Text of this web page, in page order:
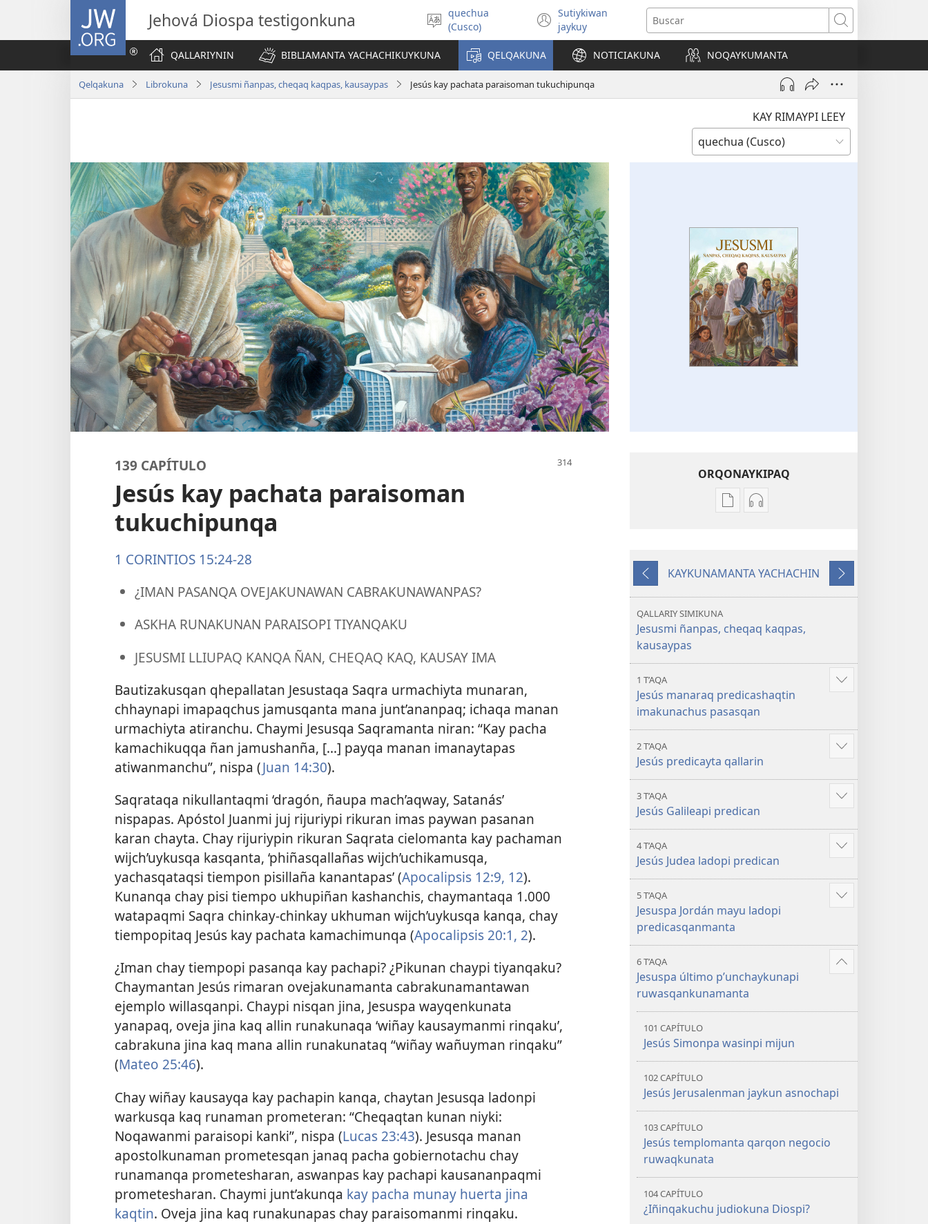
JW.ORG
Jehová Diospa testigonkuna
Simita
akllay
quechua
(Cusco)
Sutiykiwan
jaykuy(abre
una
nueva
ventana)
Buscar
QALLARIYNIN BIBLIAMANTA YACHACHIKUYKUNA QELQAKUNA NOTICIAKUNA NOQAYKUMANTA
Qelqakuna Librokuna Jesusmi ñanpas, cheqaq kaqpas, kausaypas Jesús kay pachata paraisoman tukuchipunqa
KAY RIMAYPI LEEY
139 CAPÍTULO
Jesús kay pachata paraisoman
tukuchipunqa
1 CORINTIOS 15:24-28
¿IMAN PASANQA OVEJAKUNAWAN CABRAKUNAWANPAS?
ASKHA RUNAKUNAN PARAISOPI TIYANQAKU
JESUSMI LLIUPAQ KANQA ÑAN, CHEQAQ KAQ, KAUSAY IMA
Bautizakusqan qhepallatan Jesustaqa Saqra urmachiyta munaran,
chhaynapi imapaqchus jamusqanta mana junt’ananpaq; ichaqa manan
urmachiyta atiranchu. Chaymi Jesusqa Saqramanta niran: “Kay pacha
kamachikuqqa ñan jamushanña, [...] payqa manan imanaytapas
atiwanmanchu”, nispa (Juan 14:30).
Saqrataqa nikullantaqmi ‘dragón, ñaupa mach’aqway, Satanás’
nispapas. Apóstol Juanmi juj rijuriypi rikuran imas paywan pasanan
karan chayta. Chay rijuriypin rikuran Saqrata cielomanta kay pachaman
wijch’uykusqa kasqanta, ‘phiñasqallañas wijch’uchikamusqa,
yachasqataqsi tiempon pisillaña kanantapas’ (Apocalipsis 12:9, 12).
Kunanqa chay pisi tiempo ukhupiñan kashanchis, chaymantaqa 1.000
watapaqmi Saqra chinkay-chinkay ukhuman wijch’uykusqa kanqa, chay
tiempopitaq Jesús kay pachata kamachimunqa (Apocalipsis 20:1, 2).
¿Iman chay tiempopi pasanqa kay pachapi? ¿Pikunan chaypi tiyanqaku?
Chaymantan Jesús rimaran ovejakunamanta cabrakunamantawan
ejemplo willasqanpi. Chaypi nisqan jina, Jesuspa wayqenkunata
yanapaq, oveja jina kaq allin runakunaqa ‘wiñay kausaymanmi rinqaku’,
cabrakuna jina kaq mana allin runakunataq “wiñay wañuyman rinqaku”
(Mateo 25:46).
Chay wiñay kausayqa kay pachapin kanqa, chaytan Jesusqa ladonpi
warkusqa kaq runaman prometeran: “Cheqaqtan kunan niyki:
Noqawanmi paraisopi kanki”, nispa (Lucas 23:43). Jesusqa manan
apostolkunaman prometesqan janaq pacha gobiernotachu chay
runamanqa prometesharan, aswanpas kay pachapi kausananpaqmi
prometesharan. Chaymi junt’akunqa kay pacha munay huerta jina
kaqtin. Oveja jina kaq runakunapas chay paraisomanmi rinqaku.
ORQONAYKIPAQ
Kaypi
ñanpas,
kausaypas
Kaypin
Jesusmi
kaqpas,
kausaypas
Kutiy
KAYKUNAMANTA YACHACHIN
Qatimuq
QALLARIY SIMIKUNA
Jesusmi ñanpas, cheqaq kaqpas,
kausaypas
1 T’AQA
Jesús manaraq predicashaqtin
imakunachus pasasqan
Mostrar
2 T’AQA
Jesús predicayta qallarin
Mostrar
3 T’AQA
Jesús Galileapi predican
Mostrar
4 T’AQA
Jesús Judea ladopi predican
Mostrar
5 T’AQA
Jesuspa Jordán mayu ladopi
predicasqanmanta
Mostrar
6 T’AQA
Jesuspa último p’unchaykunapi
ruwasqankunamanta
Mostrar
101 CAPÍTULO
Jesús Simonpa wasinpi mijun
102 CAPÍTULO
Jesús Jerusalenman jaykun asnochapi
103 CAPÍTULO
Jesús templomanta qarqon negocio
ruwaqkunata
104 CAPÍTULO
¿Iñinqakuchu judiokuna Diospi?